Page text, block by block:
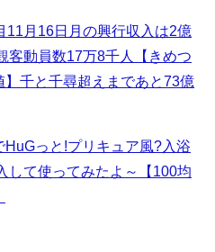
11月16日月の興行収入は2億
客動員数17万8千人【きめつ
】千と千尋超えまであと73億
HuGっと!プリキュア風?入浴
して使ってみたよ～【100均